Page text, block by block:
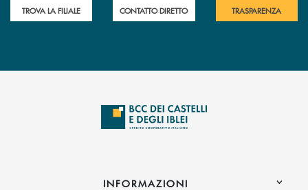
TROVA LA FILIALE CONTATTO DIRETTO TRASPARENZA
INFORMAZIONI